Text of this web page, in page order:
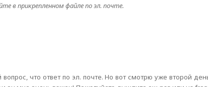
в прикрепленном файле по эл. почте.
что ответ по эл. почте. Но вот смотрю уже второй